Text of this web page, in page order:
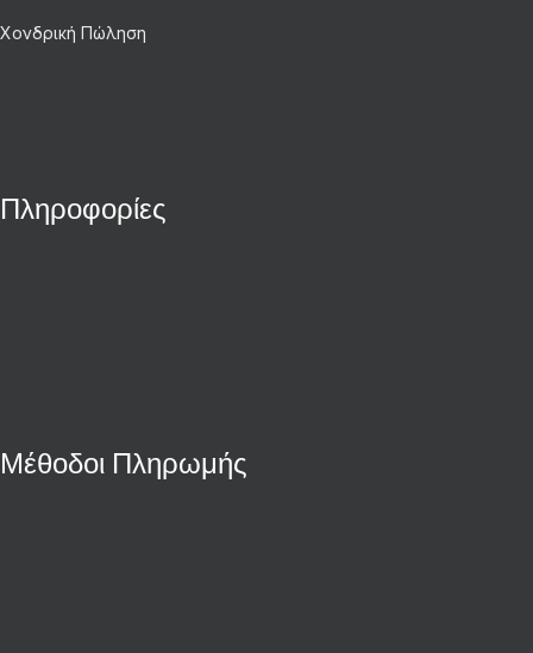
Χονδρική Πώληση
Πληροφορίες
Μέθοδοι Πληρωμής